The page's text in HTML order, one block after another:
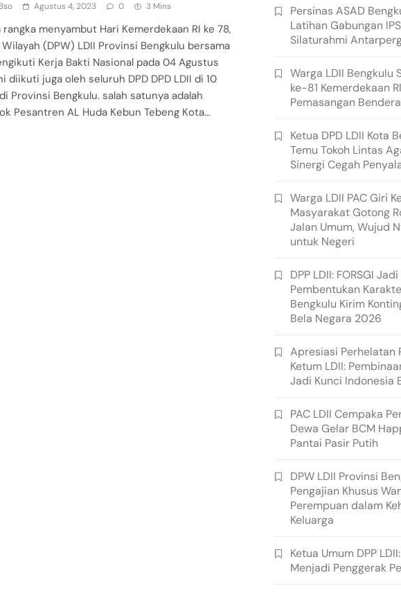
Agustus 4, 2023 0 3 Mins
menyambut Hari Kemerdekaan RI ke 78,
(DPW) LDII Provinsi Bengkulu bersama
Kerja Bakti Nasional pada 04 Agustus
diikuti juga oleh seluruh DPD DPD LDII di 10
Provinsi Bengkulu. salah satunya adalah
Pesantren AL Huda Kebun Tebeng Kota…
Persinas ASAD
Latihan Gabungan
Silaturahmi
Warga LDII Bengkulu
ke-81 Kemerdekaan
Pemasangan
Ketua DPD LDII Kota
Temu Tokoh Lintas
Sinergi Cegah
Warga LDII PAC Giri
Masyarakat Gotong
Jalan Umum, Wujud
untuk Negeri
DPP LDII: FORSGI
Pembentukan
Bengkulu Kirim
Bela Negara 2026
Apresiasi Perhelatan
Ketum LDII:
Jadi Kunci Indonesia
PAC LDII Cempaka
Dewa Gelar BCM
Pantai Pasir Putih
DPW LDII Provinsi
Pengajian Khusus
Perempuan dalam
Keluarga
Ketua Umum DPP
Menjadi Penggerak